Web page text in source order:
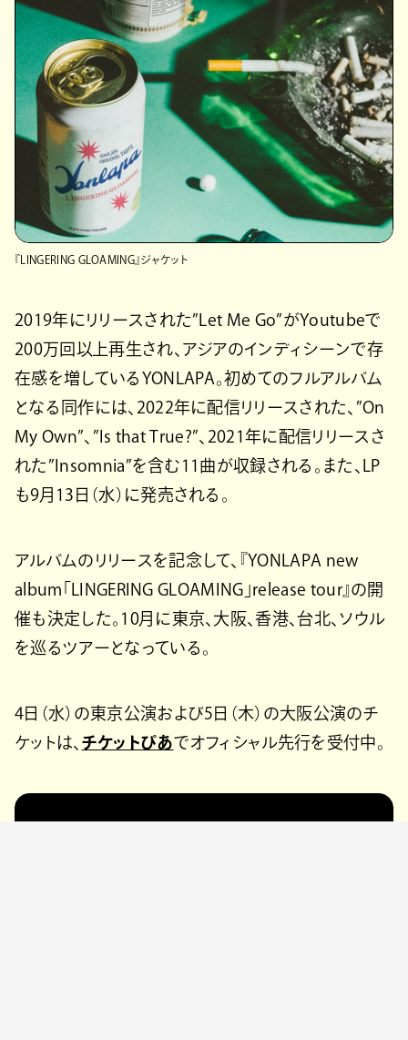
『LINGERING GLOAMING』ジャケット
2019年にリリースされた”Let Me Go”がYoutubeで
200万回以上再生され、アジアのインディシーンで存
在感を増しているYONLAPA。初めてのフルアルバム
となる同作には、2022年に配信リリースされた、”On
My Own”、”Is that True?”、2021年に配信リリースさ
れた”Insomnia”を含む11曲が収録される。また、LP
も9月13日（水）に発売される。
アルバムのリリースを記念して、『YONLAPA new
album「LINGERING GLOAMING」release tour』の開
催も決定した。10月に東京、大阪、香港、台北、ソウル
を巡るツアーとなっている。
4日（水）の東京公演および5日（木）の大阪公演のチ
ケットは、 チケットぴあでオフィシャル先行を受付中。